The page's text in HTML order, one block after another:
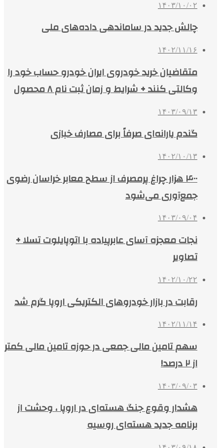
۱۴۰۳/۱۰/۰۲
چالش جدید در ساماندهی داده‌های ملی
۱۴۰۲/۱۱/۱۶
متقاضیان خرید خودروی ایران خودرو حساب خود را
وکالتی کنند + شرایط و زمان ثبت نام ۸ محصول
۱۴۰۳/۰۹/۱۳
گندم یارانه‌ای صرفاً برای مصارف خبازی
۱۴۰۲/۱۰/۱۳
۴۰۰ هزار چراغ پرمصرف از سطح معابر خراسان رضوی
جمع‌آوری می‌شود
۱۴۰۳/۰۹/۰۴
نجات معجزه آسای عابرپیاده با اتوپایلوت تسلا +
تصاویر
۱۴۰۲/۱۰/۲۲
رقابت در بازار خودروهای الکتریکی اروپا گرم شد
۱۴۰۲/۱۱/۱۴
سهم تامین مالی جمعی در حوزه تامین مالی کمتر
از ۲ درصد!
۱۴۰۳/۰۹/۰۳
هشدار وقوع جنگ هسته‌ای در اروپا ، وحشت از
برنامه جدید هسته‌ای روسیه